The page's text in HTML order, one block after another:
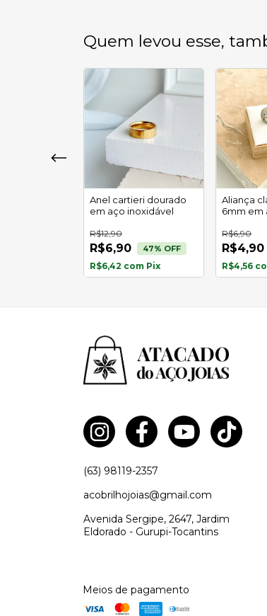
Quem levou esse,
Anel cartieri dourado
em aço inoxidável
R$6,90
R$12,90
47% OFF
R$6,42 com Pix
Aliança
6mm em
R$4,90
R$6,90
R$4,56
(63) 98119-2357
acobrilhojoias@gmail.com
Avenida Sergipe, 2647, Jardim
Eldorado - Gurupi-Tocantins
Meios de pagamento